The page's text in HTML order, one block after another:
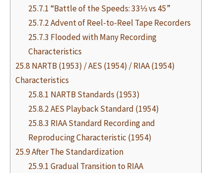
25.7.1 “Battle of the Speeds: 33⅓ vs 45”
25.7.2 Advent of Reel-to-Reel Tape Recorders
25.7.3 Flooded with Many Recording
Characteristics
25.8 NARTB (1953) / AES (1954) / RIAA (1954)
Characteristics
25.8.1 NARTB Standards (1953)
25.8.2 AES Playback Standard (1954)
25.8.3 RIAA Standard Recording and
Reproducing Characteristic (1954)
25.9 After The Standardization
25.9.1 Gradual Transition to RIAA